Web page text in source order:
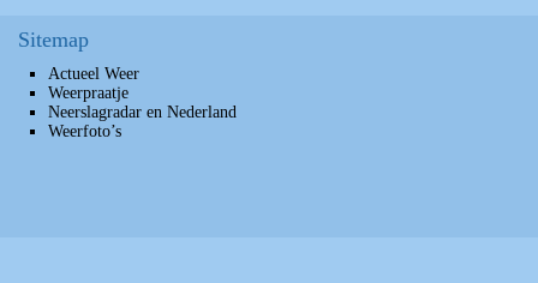
Sitemap
Actueel Weer
Weerpraatje
Neerslagradar en Nederland
Weerfoto’s